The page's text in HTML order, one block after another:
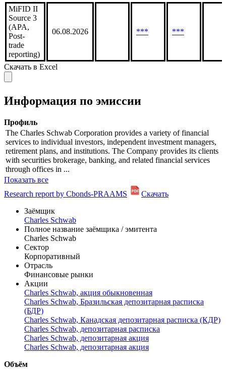
MiFID II
Source 3
(APA,
Post-
trade
reporting)
06.08.2026 *** ***
Скачать в Excel
Информация по эмиссии
Профиль
The Charles Schwab Corporation provides a variety of financial
services to individual investors, independent investment managers,
retirement plans, and institutions. The Company provides its clients
with securities brokerage, banking, and related financial services
through offices in ...
Показать все
Research report by Cbonds-PRAAMS
Скачать
Заёмщик
Charles Schwab
Полное название заёмщика / эмитента
Charles Schwab
Сектор
Корпоративный
Отрасль
Финансовые рынки
Акции
Charles Schwab, акция обыкновенная
Charles Schwab, Бразильская депозитарная расписка
(БДР)
Charles Schwab, Канадская депозитарная расписка (КДР)
Charles Schwab, депозитарная расписка
Charles Schwab, депозитарная акция
Charles Schwab, депозитарная акция
Объём